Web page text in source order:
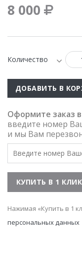
8 000
Количество
ДОБАВИТЬ В
Оформите заказ
введите номер
и мы Вам
Нажимая «Купить в 1
персональных данных